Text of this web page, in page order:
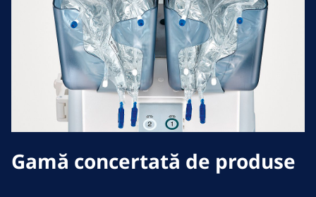
Gamă concertată de produse